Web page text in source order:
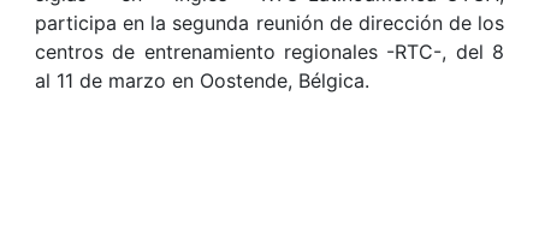
participa en la segunda reunión de dirección de los
centros de entrenamiento regionales -RTC-, del 8
al 11 de marzo en Oostende, Bélgica.